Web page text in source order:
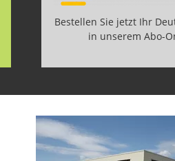
Bestellen Sie jetzt Ihr
in unserem Abo-